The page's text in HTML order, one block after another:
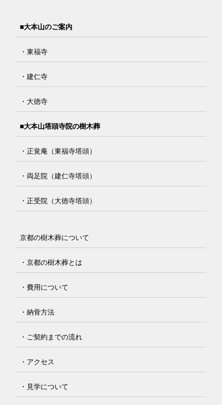
■大本山のご案内
・東福寺
・建仁寺
・大徳寺
■大本山塔頭寺院の樹木葬
・正覚庵（東福寺塔頭）
・両足院（建仁寺塔頭）
・正受院（大徳寺塔頭）
京都の樹木葬について
・京都の樹木葬とは
・費用について
・納骨方法
・ご契約までの流れ
・アクセス
・見学について